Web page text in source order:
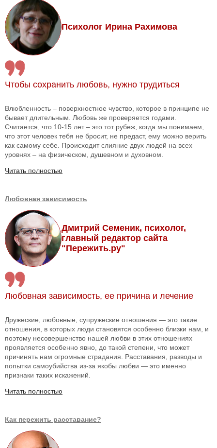
Психолог Ирина Рахимова
Чтобы сохранить любовь, нужно трудиться
Влюбленность – поверхностное чувство, которое в принципе не
бывает длительным. Любовь же проверяется годами.
Считается, что 10-15 лет – это тот рубеж, когда мы понимаем,
что этот человек тебя не бросит, не предаст, ему можно верить
как самому себе. Происходит слияние двух людей на всех
уровнях – на физическом, душевном и духовном.
Читать полностью
Любовная зависимость
Дмитрий Семеник, психолог,
главный редактор сайта
"Пережить.ру"
Любовная зависимость, ее причина и лечение
Дружеские, любовные, супружеские отношения — это такие
отношения, в которых люди становятся особенно близки нам, и
поэтому несовершенство нашей любви в этих отношениях
проявляется особенно явно, до такой степени, что может
причинять нам огромные страдания. Расставания, разводы и
попытки самоубийства из-за якобы любви — это именно
признаки таких искажений.
Читать полностью
Как пережить расставание?